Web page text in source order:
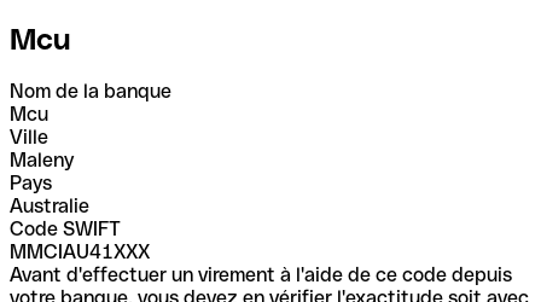
Mcu
Nom de la banque
Mcu
Ville
Maleny
Pays
Australie
Code SWIFT
MMCIAU41XXX
Avant d'effectuer un virement à l'aide de ce code depuis
votre banque, vous devez en vérifier l'exactitude soit avec